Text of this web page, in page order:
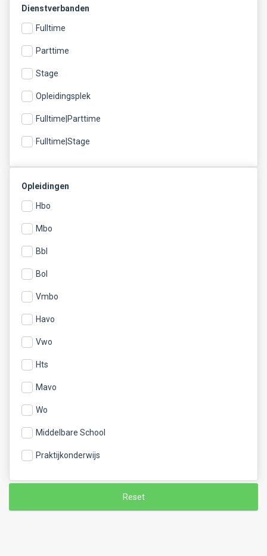
Dienstverbanden
Fulltime
Parttime
Stage
Opleidingsplek
Fulltime|Parttime
Fulltime|Stage
Opleidingen
Hbo
Mbo
Bbl
Bol
Vmbo
Havo
Vwo
Hts
Mavo
Wo
Middelbare School
Praktijkonderwijs
Reset